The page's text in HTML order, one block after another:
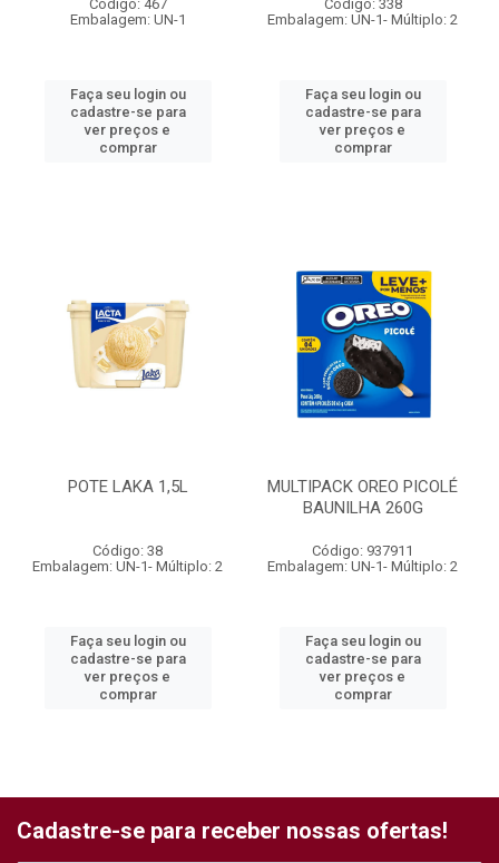
Código: 467
Embalagem: UN-1
Faça seu login ou
cadastre-se para
ver preços e
comprar
Código: 338
Embalagem: UN-1- Múltiplo: 2
Faça seu login ou
cadastre-se para
ver preços e
comprar
POTE LAKA 1,5L
Código: 38
Embalagem: UN-1- Múltiplo: 2
Faça seu login ou
cadastre-se para
ver preços e
comprar
MULTIPACK OREO PICOLÉ
BAUNILHA 260G
Código: 937911
Embalagem: UN-1- Múltiplo: 2
Faça seu login ou
cadastre-se para
ver preços e
comprar
Cadastre-se para receber nossas ofertas!